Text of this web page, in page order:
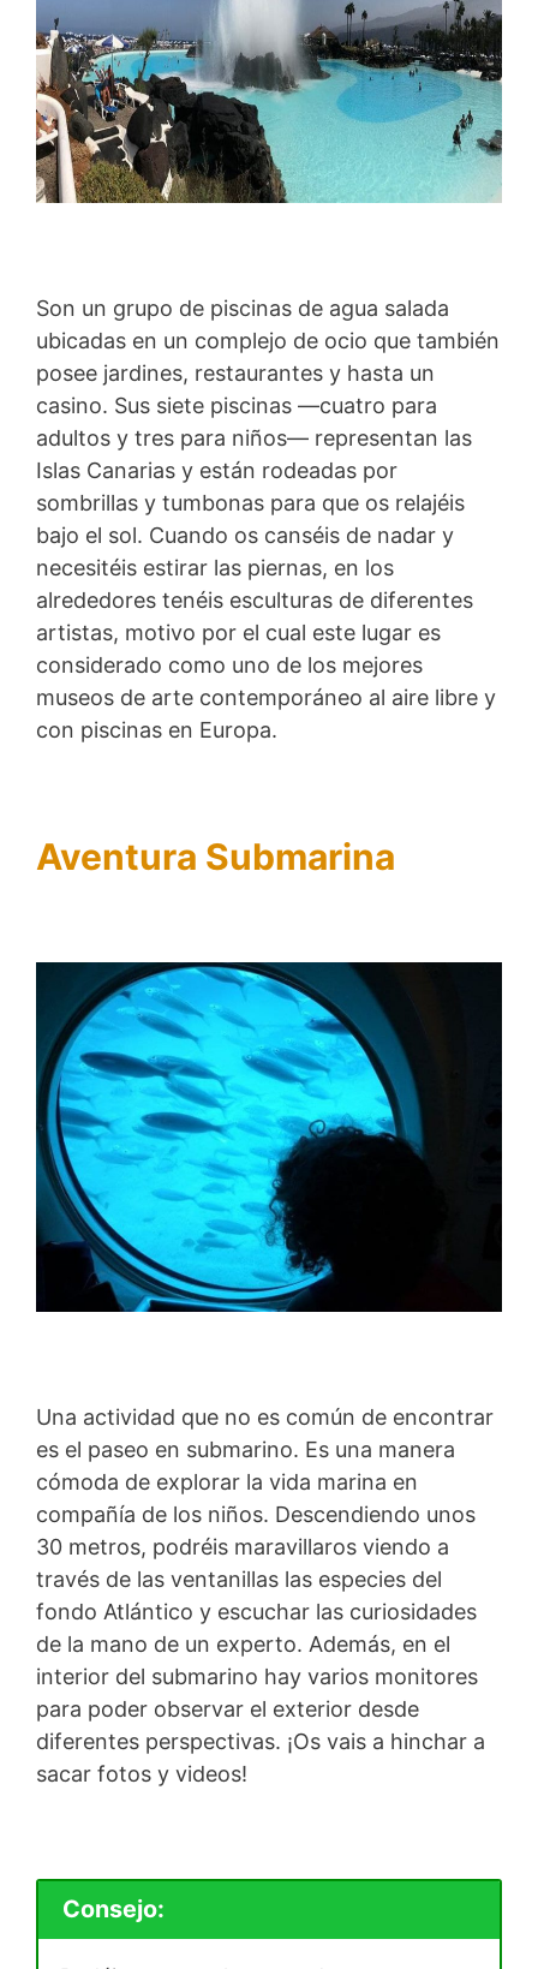
Son un grupo de piscinas de agua salada
ubicadas en un complejo de ocio que también
posee jardines, restaurantes y hasta un
casino. Sus siete piscinas —cuatro para
adultos y tres para niños— representan las
Islas Canarias y están rodeadas por
sombrillas y tumbonas para que os relajéis
bajo el sol. Cuando os canséis de nadar y
necesitéis estirar las piernas, en los
alrededores tenéis esculturas de diferentes
artistas, motivo por el cual este lugar es
considerado como uno de los mejores
museos de arte contemporáneo al aire libre y
con piscinas en Europa.
Aventura Submarina
Una actividad que no es común de encontrar
es el paseo en submarino. Es una manera
cómoda de explorar la vida marina en
compañía de los niños. Descendiendo unos
30 metros, podréis maravillaros viendo a
través de las ventanillas las especies del
fondo Atlántico y escuchar las curiosidades
de la mano de un experto. Además, en el
interior del submarino hay varios monitores
para poder observar el exterior desde
diferentes perspectivas. ¡Os vais a hinchar a
sacar fotos y videos!
Consejo: